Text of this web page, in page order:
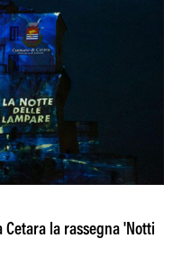
Cetara la rassegna 'Notti